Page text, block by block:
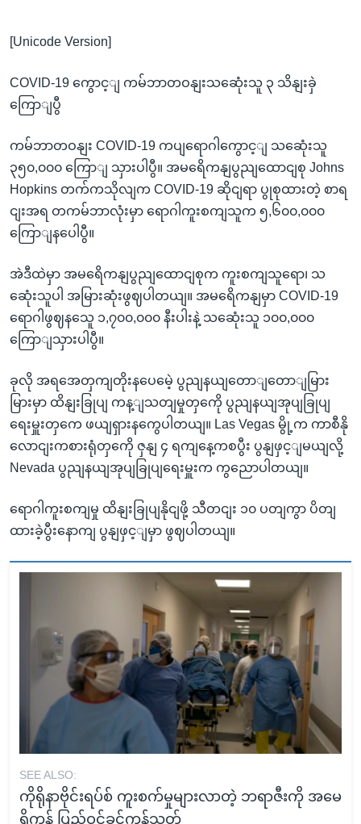
[Unicode Version]
COVID-19 ကွောင့ျ ကမ်ဘာတဝနျးသဆေုံးသူ ၃ သိနျးခှဲ
ကြောျပွီ
ကမ်ဘာတဝနျး COVID-19 ကပျရောဂါကွောင့ျ သဆေုံးသူ
၃၅၀,၀၀၀ ကြောျ သှားပါပွီ။ အမရေိကနျပွညျထောငျစု Johns
Hopkins တက်ကသိုလျက COVID-19 ဆိုငျရာ ပွုစုထားတဲ့ စာရ
ငျးအရ တကမ်ဘာလုံးမှာ ရောဂါကူးစကျသူက ၅,၆၀၀,၀၀၀
ကြောျနပေါပွီ။
အဲဒီထဲမှာ အမရေိကနျပွညျထောငျစုက ကူးစကျသူရော၊ သ
ဆေုံးသူပါ အမြားဆုံးဖွဈပါတယျ။ အမရေိကနျမှာ COVID-19
ရောဂါဖွဈနသေူ ၁,၇၀၀,၀၀၀ နီးပါးနဲ့ သဆေုံးသူ ၁၀၀,၀၀၀
ကြောျသှားပါပွီ။
ခုလို အရအေတှကျတိုးနပေမေဲ့ ပွညျနယျတောျတောျမြား
မြားမှာ ထိနျးခြုပျ ကန့ျသတျမှုတှကေို ပွညျနယျအုပျခြုပျ
ရေးမှူးတှကေ ဖယျရှားနကွေပါတယျ။ Las Vegas မွို့က ကာစီနို
လောငျးကစားရုံတှကေို ဇှနျ ၄ ရကျနေ့ကစပွီး ပွနျဖှင့ျမယျလို့
Nevada ပွညျနယျအုပျခြုပျရေးမှူးက ကွညောပါတယျ။
ရောဂါကူးစကျမှု ထိနျးခြုပျနိုငျဖို့ သီတငျး ၁၀ ပတျကွာ ပိတျ
ထားခဲ့ပွီးနောကျ ပွနျဖှင့ျမှာ ဖွဈပါတယျ။
SEE ALSO:
ကိုရိုနာဗိုင်းရပ်စ် ကူးစက်မှုများလာတဲ့ ဘရာဇီးကို အမေ
ရိကန် ပြည်ဝင်ခွင့်ကန့်သတ်